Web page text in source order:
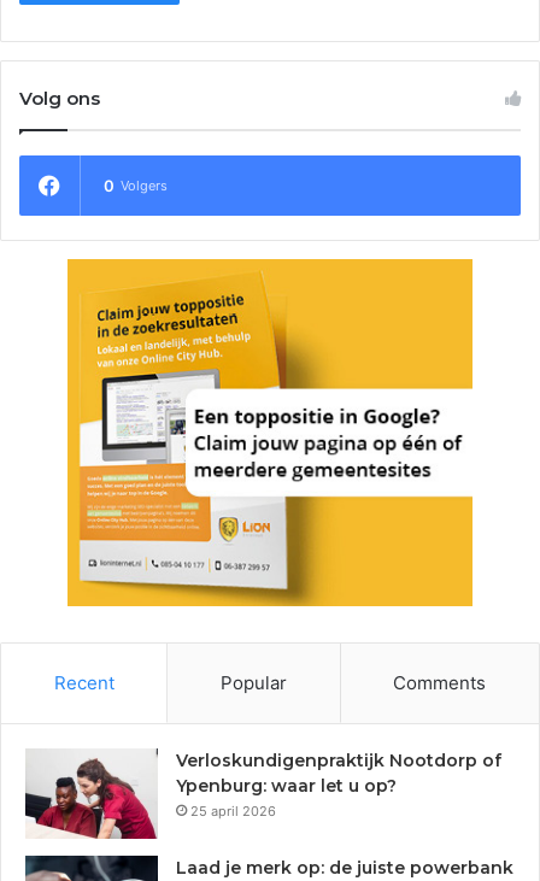
Volg ons
0 Volgers
Recent Popular Comments
Verloskundigenpraktijk Nootdorp of
Ypenburg: waar let u op?
25 april 2026
Laad je merk op: de juiste powerbank